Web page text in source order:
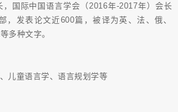
国际中国语言学会（2016年-2017年）会长
，发表论文近600篇，被译为英、法、俄、
多种文字。
儿童语言学、语言规划学等